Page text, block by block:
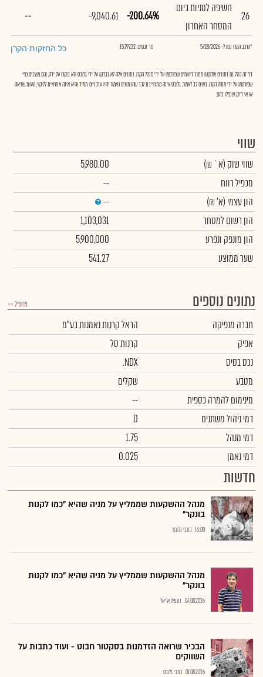
26
חשיפה למניות ביום
המסחר האחרון
-200.64%
-9,040.61
--
*הרכב הקרן נכון ל- 5/28/2026 סך נכסים: 15,797.32 כל החזקות הקרן
דף זה כולל גם נתונים שלוקטו מתוך דיווחים שפורסמו על ידי מנהל הקרן. נתונים אלה לא נבדקו על ידי גלובס ולא בוקרו על ידה, והם מוצגים כפי
שפורסמו על ידי מנהל הקרן. בשים לב לאמור, גלובס אינה מתחייבת לכך שהנתונים כאמור יהיו עדכניים תמיד והיא אינה אחראית לליקוי, טעות שגיאה
או אי דיוק שנפלו בהם.
שווי
שווי שוק (א` ₪)
5,980.00
מכפיל רווח
--
הון עצמי (א' ₪)
--
הון רשום למסחר
1,103,031
הון מונפק ונפרע
5,900,000
שער ממוצע
541.27
נתונים נוספים פרופיל >>
חברה מנפיקה
הראל קרנות נאמנות בע"מ
אפיק
קרנות סל
נכס בסיס
.NDX
מטבע
שקלים
מינימום להמרה כספית
--
דמי ניהול משתנים
0
דמי מנהל
1.75
דמי נאמן
0.025
חדשות
מנהל ההשקעות שממליץ על מניה שהיא "כמו לקנות
בונקר"
16:00 כתבי גלובס
מנהל ההשקעות שממליץ על מניה שהיא "כמו לקנות
בונקר"
04.08.2026 נתנאל אריאל
הבכיר שרואה הזדמנות בסקטור חבוט - ועוד כתבות על
השווקים
01.08.2026 כתבי גלובס